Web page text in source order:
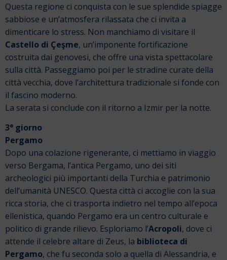
Questa regione ci conquista con le sue splendide spiagge
sabbiose e un’atmosfera rilassata che ci invita a
dimenticare lo stress. Non manchiamo di visitare il
Castello di Çeşme, un’imponente fortificazione
costruita dai genovesi, che offre una vista spettacolare
sulla città. Passeggiamo poi per le stradine curate della
città vecchia, dove l’architettura tradizionale si fonde con
il fascino moderno.
La serata si conclude con il ritorno a Izmir per la notte.
3° giorno
Pergamo
Dopo una colazione rigenerante, ci mettiamo in viaggio
verso Bergama, l’antica Pergamo, uno dei siti
archeologici più importanti della Turchia e patrimonio
dell’umanità UNESCO. Questa città ci accoglie con la sua
ricca storia, che ci trasporta indietro nel tempo all’epoca
ellenistica, quando Pergamo era un centro culturale e
politico di grande rilievo. Esploriamo l’Acropoli, dove ci
attende il celebre altare di Zeus, la biblioteca di
Pergamo, che fu seconda solo a quella di Alessandria, e